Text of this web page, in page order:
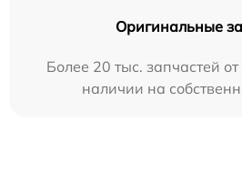
Оригинальные
Более 20 тыс. запчастей
наличии на